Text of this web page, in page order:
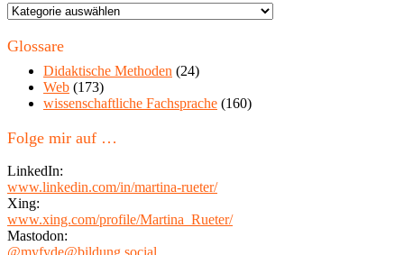
Themen
diesem
Glossare
Didaktische Methoden (24)
Web (173)
wissenschaftliche Fachsprache (160)
Folge mir auf …
LinkedIn:
www.linkedin.com/in/martina-rueter/
Xing:
www.xing.com/profile/Martina_Rueter/
Mastodon: